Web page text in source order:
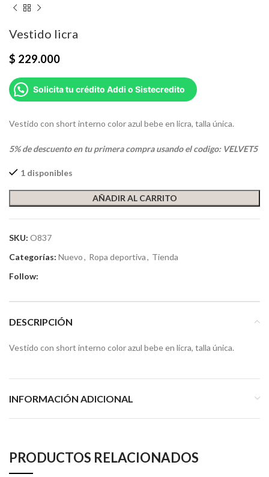
Vestido licra
$ 229.000
Solicita tu crédito Addi o Sistecredito
Vestido con short interno color azul bebe en licra, talla única.
5% de descuento en tu primera compra usando el codigo: VELVET5
1 disponibles
AÑADIR AL CARRITO
SKU: O837
Categorías: Nuevo, Ropa deportiva, Tienda
Follow:
DESCRIPCIÓN
Vestido con short interno color azul bebe en licra, talla única.
INFORMACIÓN ADICIONAL
PRODUCTOS RELACIONADOS